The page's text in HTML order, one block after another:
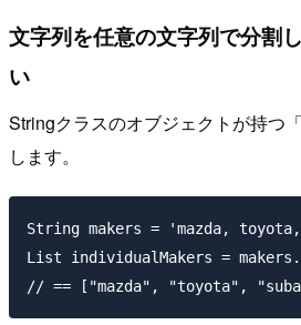
文字列を任意の文字列で分割
い
Stringクラスのオブジェクトが持つ「
します。
String makers = 'mazda,
List individualMakers =